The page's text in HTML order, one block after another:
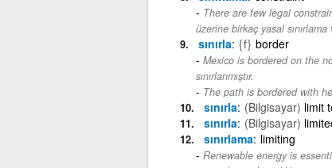
There are few legal
üzerine birkaç yasal sınırlama
sınırla {f} border
Mexico is bordered on the
sınırlanmıştır.
The path is bordered with
sınırla (Bilgisayar) limit
sınırla (Bilgisayar)
sınırlama limiting
Renewable energy is